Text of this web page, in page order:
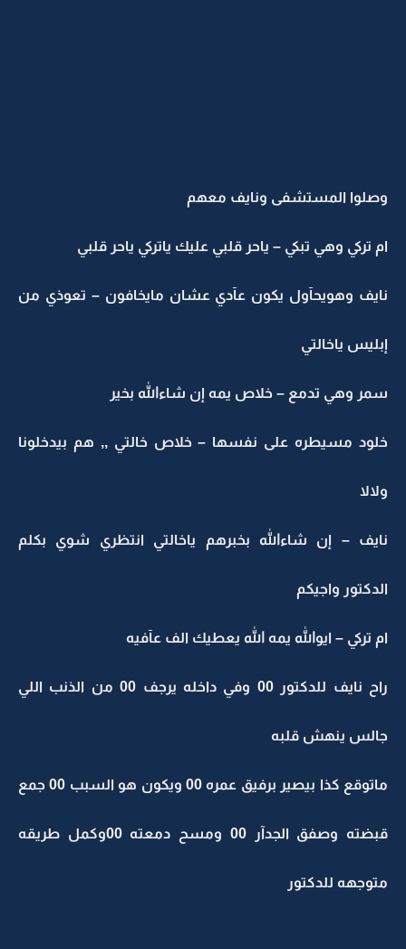
وصلوا المستشفى ونايف معهم
ام تركي وهي تبكي – ياحر قلبي عليك ياتركي ياحر قلبي
نايف وهويحآول يكون عآدي عشان مايخافون – تعوذي من
إبليس ياخالتي
سمر وهي تدمع – خلاص يمه إن شاءالله بخير
خلود مسيطره على نفسها – خلاص خالتي ,, هم بيدخلونا
ولالا
نايف – إن شاءالله بخبرهم ياخالتي انتظري شوي بكلم
الدكتور واجيكم
ام تركي – ايوالله يمه الله يعطيك الف عآفيه
راح نايف للدكتور 00 وفي داخله يرجف 00 من الذنب اللي
جالس ينهش قلبه
ماتوقع كذا بيصير برفيق عمره 00 ويكون هو السبب 00 جمع
قبضته وصفق الجدآر 00 ومسح دمعته 00وكمل طريقه
متوجهه للدكتور